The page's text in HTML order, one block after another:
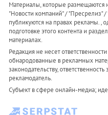
Материалы, которые размещаются
"Новости компаний" / "Пресрелиз"
публикуются на правах рекламы. ,
подготовке этого контента и
материалах.
Редакция не несет
обнародованные в рекламных
законодательству,
рекламодатель.
Субъект в сфере онлайн-медиа;